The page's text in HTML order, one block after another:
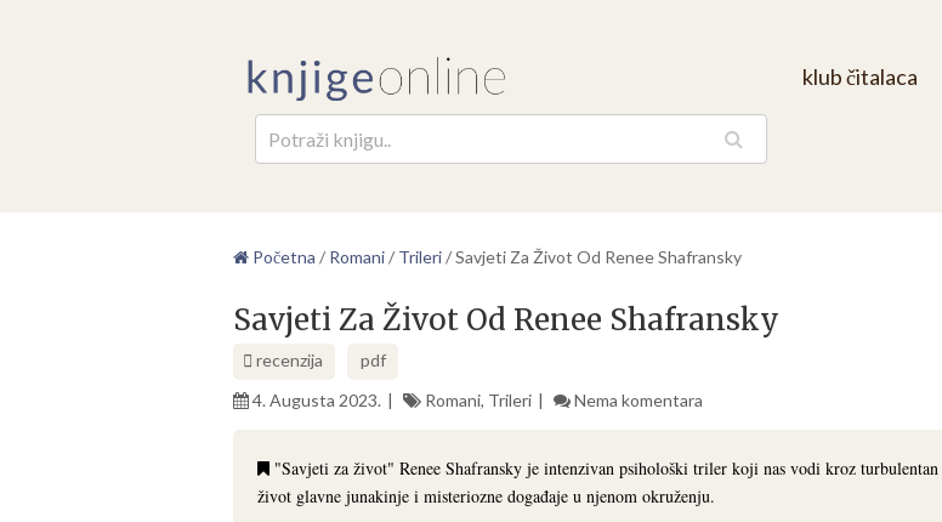
klub čitalaca
Početna / Romani/ Trileri/Savjeti Za Život Od Renee Shafransky
Savjeti Za Život Od Renee Shafransky
recenzija
pdf
4. Augusta 2023.
Romani, Trileri Nema komentara
"Savjeti za život" Renee Shafransky je intenzivan psihološki triler koji nas vodi kroz turbulentan
život glavne junakinje i misteriozne događaje u njenom okruženju.